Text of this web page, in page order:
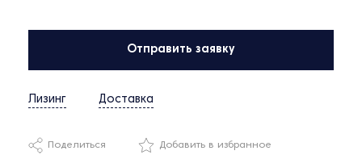
Отправить заявку
Лизинг Доставка
Поделиться Добавить в избранное